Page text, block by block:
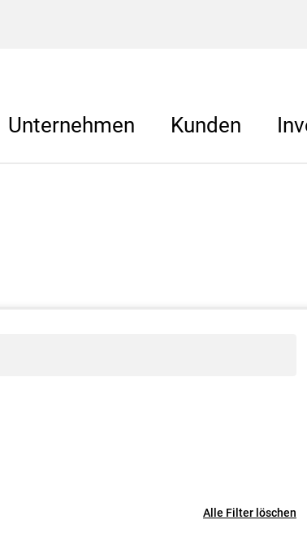
Unternehmen Kunden
Alle Filter löschen